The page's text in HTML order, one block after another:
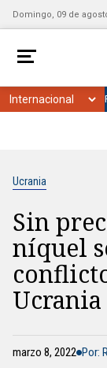
Domingo, 09 de
Ucrania
Sin
níquel
Ucrania
marzo 8, 2022 Por: